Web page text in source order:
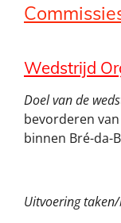
Wedstrijd
Doel van de
bevorderen
binnen Bré-da-
Uitvoering